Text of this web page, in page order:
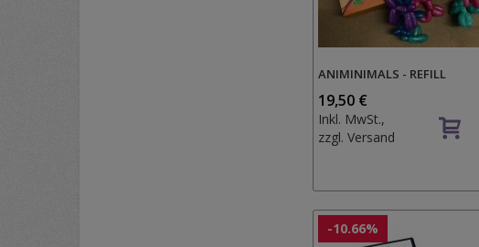
ANIMINIMALS - REFILL
19,50 €
Inkl. MwSt.,
zzgl.Versand
-10.66%